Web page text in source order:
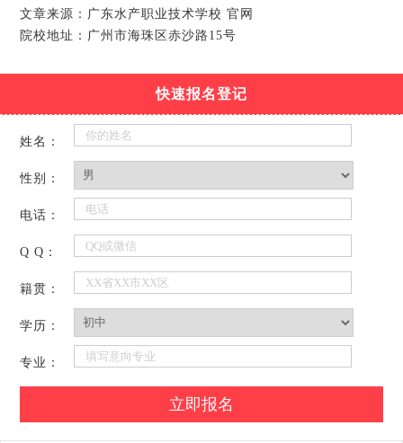
文章来源：广东水产职业技术学校 官网
院校地址：广州市海珠区赤沙路15号
快速报名登记
姓名：
性别：
电话：
Q Q：
籍贯：
学历：
专业：